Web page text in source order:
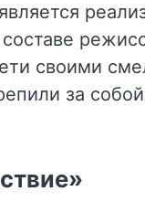
своими
за собой